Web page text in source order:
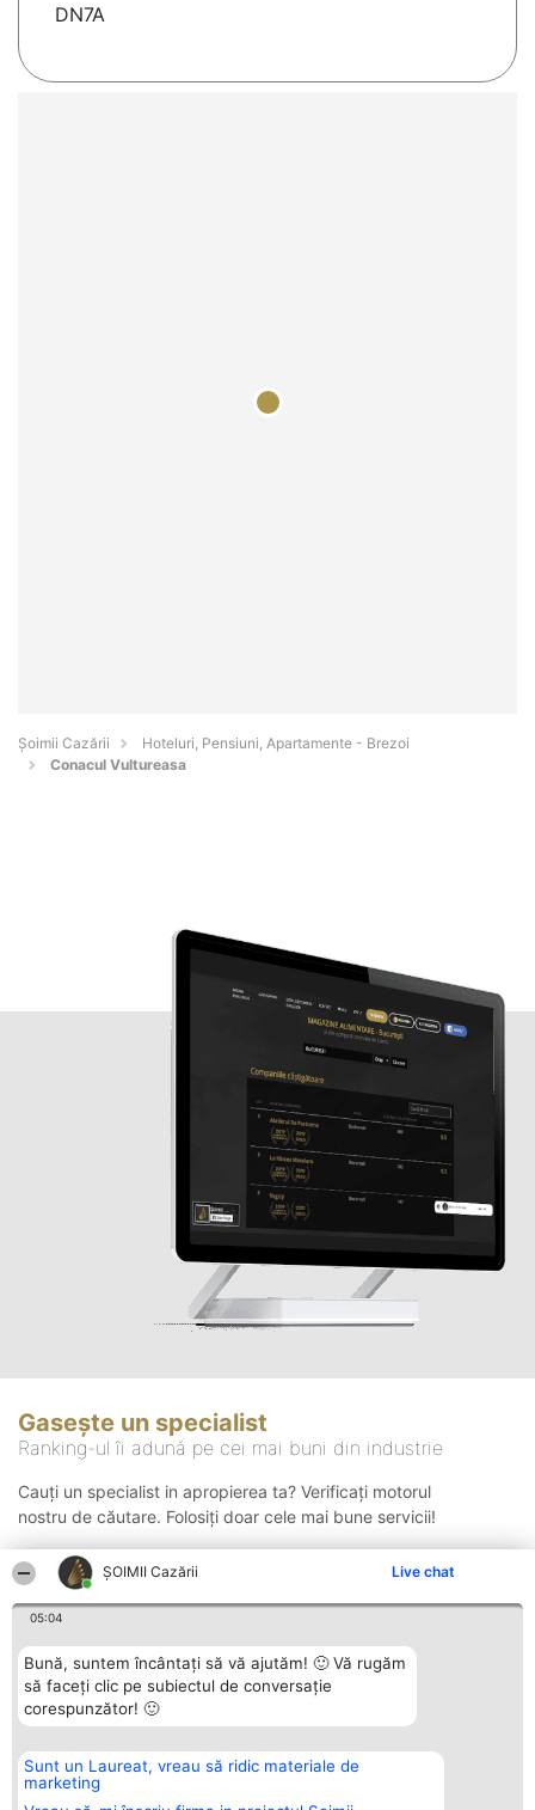
ȘOIMII Cazării Live chat
05:04
Bună, suntem încântați să vă ajutăm! 🙂 Vă rugăm
să faceți clic pe subiectul de conversație
corespunzător! 🙂
Sunt un Laureat, vreau să ridic materiale de
marketing
DN7A
Șoimii Cazării
Hoteluri, Pensiuni, Apartamente - Brezoi
Conacul Vultureasa
Gasește un specialist
Ranking-ul îi adună pe cei mai buni din industrie
Cauți un specialist in apropierea ta? Verificați motorul
nostru de căutare. Folosiți doar cele mai bune servicii!
Organizator Ranking
BRIGHT SOLUTIONS BR SRL
Aleea Timisul De Sus 2 Bl. A30
Plebiscyt
Lista Tuturor
Contact